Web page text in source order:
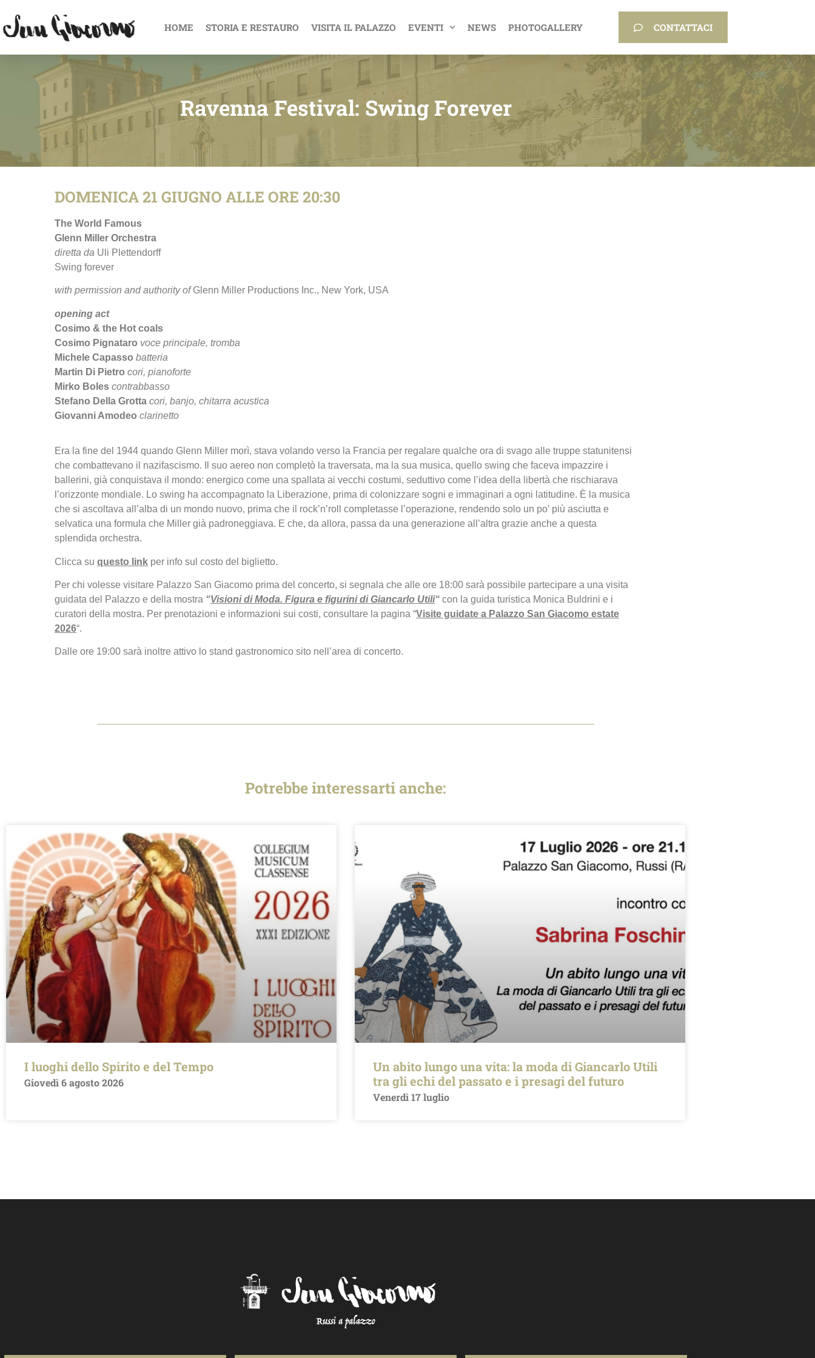
HOME STORIA E RESTAURO VISITA IL PALAZZO EVENTI NEWS PHOTOGALLERY CONTATTACI
Ravenna Festival: Swing Forever
DOMENICA 21 GIUGNO ALLE ORE 20:30
The World Famous
Glenn Miller Orchestra
diretta da Uli Plettendorff
Swing forever
with permission and authority ofGlenn Miller Productions Inc., New York, USA
opening act
Cosimo & the Hot coals
Cosimo Pignataro voce principale, tromba
Michele Capasso batteria
Martin Di Pietro cori, pianoforte
Mirko Boles contrabbasso
Stefano Della Grotta cori, banjo, chitarra acustica
Giovanni Amodeo clarinetto
Era la fine del 1944 quando Glenn Miller morì, stava volando verso la Francia per regalare qualche ora di svago alle truppe statunitensi
che combattevano il nazifascismo. Il suo aereo non completò la traversata, ma la sua musica, quello swing che faceva impazzire i
ballerini, già conquistava il mondo: energico come una spallata ai vecchi costumi, seduttivo come l’idea della libertà che rischiarava
l’orizzonte mondiale. Lo swing ha accompagnato la Liberazione, prima di colonizzare sogni e immaginari a ogni latitudine. È la musica
che si ascoltava all’alba di un mondo nuovo, prima che il rock’n’roll completasse l’operazione, rendendo solo un po’ più asciutta e
selvatica una formula che Miller già padroneggiava. E che, da allora, passa da una generazione all’altra grazie anche a questa
splendida orchestra.
Clicca su questo link per info sul costo del biglietto.
Per chi volesse visitare Palazzo San Giacomo prima del concerto, si segnala che alle ore 18:00 sarà possibile partecipare a una visita
guidata del Palazzo e della mostra “Visioni di Moda. Figura e figurini di Giancarlo Utili“ con la guida turistica Monica Buldrini e i
curatori della mostra. Per prenotazioni e informazioni sui costi, consultare la pagina “Visite guidate a Palazzo San Giacomo estate
2026“.
Dalle ore 19:00 sarà inoltre attivo lo stand gastronomico sito nell’area di concerto.
Potrebbe interessarti anche:
I luoghi dello Spirito e del Tempo
Giovedì 6 agosto 2026
Un abito lungo una vita: la moda di Giancarlo Utili
tra gli echi del passato e i presagi del futuro
Venerdì 17 luglio